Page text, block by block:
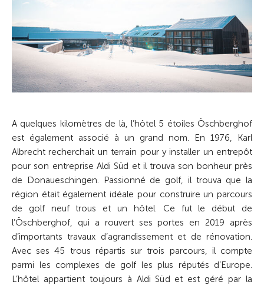
A quelques kilomètres de là, l’hôtel 5 étoiles Öschberghof
est également associé à un grand nom. En 1976, Karl
Albrecht recherchait un terrain pour y installer un entrepôt
pour son entreprise Aldi Süd et il trouva son bonheur près
de Donaueschingen. Passionné de golf, il trouva que la
région était également idéale pour construire un parcours
de golf neuf trous et un hôtel. Ce fut le début de
l’Öschberghof, qui a rouvert ses portes en 2019 après
d’importants travaux d’agrandissement et de rénovation.
Avec ses 45 trous répartis sur trois parcours, il compte
parmi les complexes de golf les plus réputés d’Europe.
L’hôtel appartient toujours à Aldi Süd et est géré par la